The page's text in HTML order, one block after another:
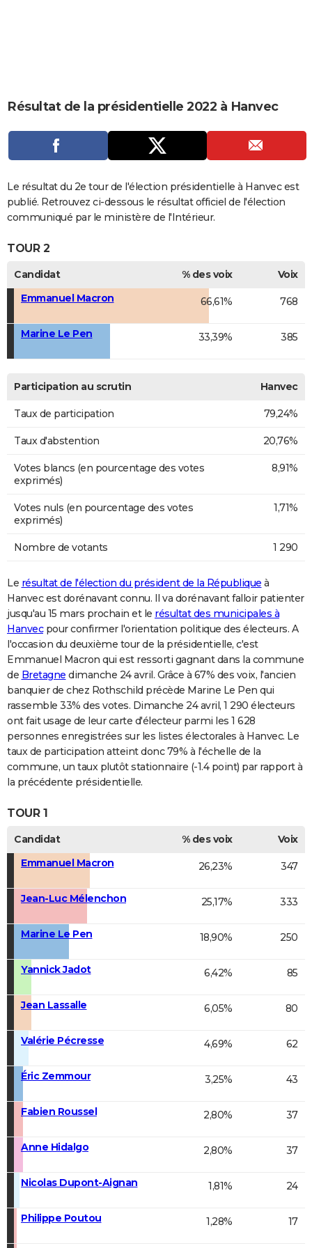
CARTE DE VOEUX
DICTIONNAIRE
Dictionnaire
Biographies
Expressions
Proverbes
PROGRAMME TV
COPAINS D'AVANT
Se connecter
Collèges
Universités
Entreprises
Service militaire
Avis de recherche
AVIS DE DÉCÈS
FORUM
Bricolage
Culture
Television
Voyage
Résultat de la présidentielle 2022 à Hanvec
Le résultat du 2e tour de l'élection présidentielle à Hanvec est
publié. Retrouvez ci-dessous le résultat officiel de l'élection
communiqué par le ministère de l'Intérieur.
TOUR 2
Candidat % des voix
Voix
Emmanuel Macron
66,61% 768
Marine Le Pen 33,39% 385
Participation au scrutin Hanvec
Taux de participation 79,24%
Taux d'abstention 20,76%
Votes blancs (en pourcentage des votes
exprimés)
8,91%
Votes nuls (en pourcentage des votes
exprimés)
1,71%
Nombre de votants 1 290
Le résultat de l'élection du président de la République à
Hanvec est dorénavant connu. Il va dorénavant falloir patienter
jusqu'au 15 mars prochain et le résultat des municipales à
Hanvecpour confirmer l'orientation politique des électeurs. A
l'occasion du deuxième tour de la présidentielle, c'est
Emmanuel Macron qui est ressorti gagnant dans la commune
de Bretagne dimanche 24 avril. Grâce à 67% des voix, l'ancien
banquier de chez Rothschild précède Marine Le Pen qui
rassemble 33% des votes. Dimanche 24 avril, 1 290 électeurs
ont fait usage de leur carte d'électeur parmi les 1 628
personnes enregistrées sur les listes électorales à Hanvec. Le
taux de participation atteint donc 79% à l'échelle de la
commune, un taux plutôt stationnaire (-1.4 point) par rapport à
la précédente présidentielle.
TOUR 1
Candidat % des voix
Voix
Emmanuel Macron
26,23% 347
Jean-Luc Mélenchon 25,17% 333
Marine Le Pen 18,90% 250
Yannick Jadot 6,42% 85
Jean Lassalle 6,05% 80
Valérie Pécresse 4,69% 62
Éric Zemmour 3,25% 43
Fabien Roussel 2,80% 37
Anne Hidalgo 2,80% 37
Nicolas Dupont-Aignan 1,81% 24
Philippe Poutou 1,28% 17